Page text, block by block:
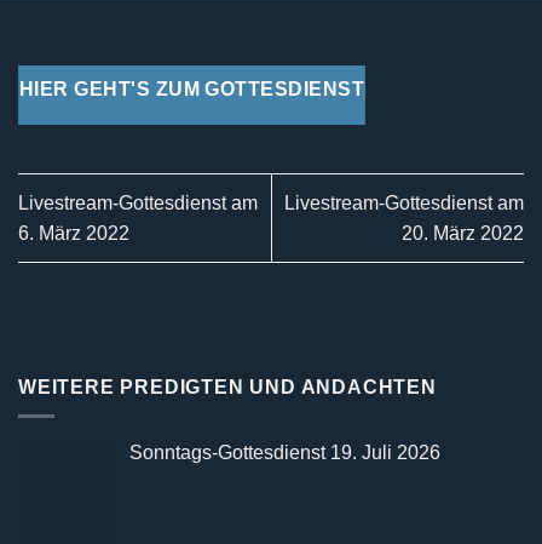
HIER GEHT'S ZUM GOTTESDIENST
Livestream-Gottesdienst am
6. März 2022
Livestream-Gottesdienst am
20. März 2022
WEITERE PREDIGTEN UND ANDACHTEN
Sonntags-Gottesdienst 19. Juli 2026